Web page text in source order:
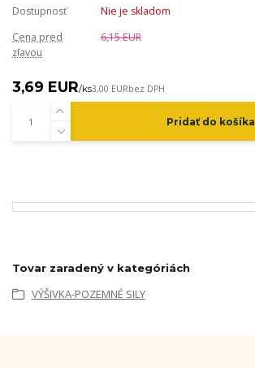
Dostupnosť
Nie je skladom
Cena pred
zľavou
6,15 EUR
3,69 EUR/ks3,00 EURbez DPH
Pridať do košíka
Tovar zaradený v kategóriách
VÝŠIVKA-POZEMNÉ SILY